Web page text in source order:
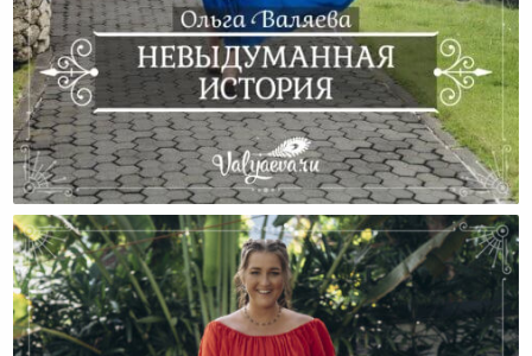
Невыдуманная История